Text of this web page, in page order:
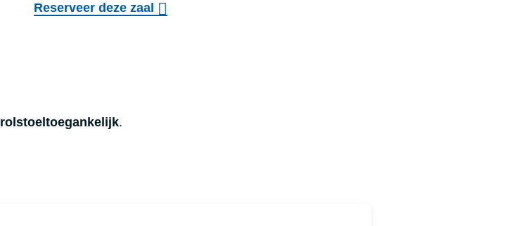
Reserveer deze zaal
rolstoeltoegankelijk.